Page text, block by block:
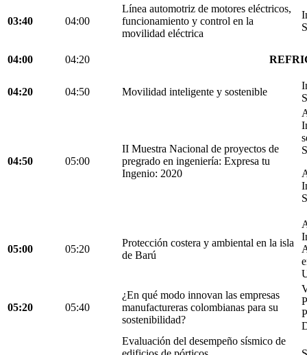
03:40 04:00
Línea automotriz de motores eléctricos,
funcionamiento y control en la
movilidad eléctrica
04:00 04:20
04:20 04:50 Movilidad inteligente y sostenible
04:50 05:00
II Muestra Nacional de proyectos de
pregrado en ingeniería: Expresa tu
Ingenio: 2020
05:00 05:20
Protección costera y ambiental en la isla
de Barú
05:20 05:40
¿En qué modo innovan las empresas
manufactureras colombianas para su
sostenibilidad?
Evaluación del desempeño sísmico de